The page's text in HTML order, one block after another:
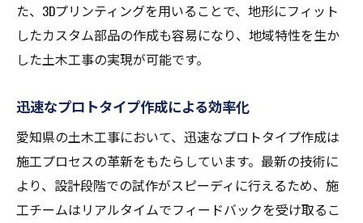
た、3Dプリンティングを用いることで、地形にフィット
したカスタム部品の作成も容易になり、地域特性を生か
した土木工事の実現が可能です。
迅速なプロトタイプ作成による効率化
愛知県の土木工事において、迅速なプロトタイプ作成は
施工プロセスの革新をもたらしています。最新の技術に
より、設計段階での試作がスピーディに行えるため、施
工チームはリアルタイムでフィードバックを受け取るこ